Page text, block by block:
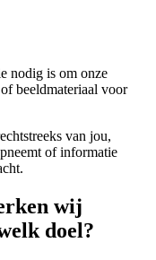
nodig is om onze
beeldmateriaal voor
van jou,
of informatie
wij
doel?